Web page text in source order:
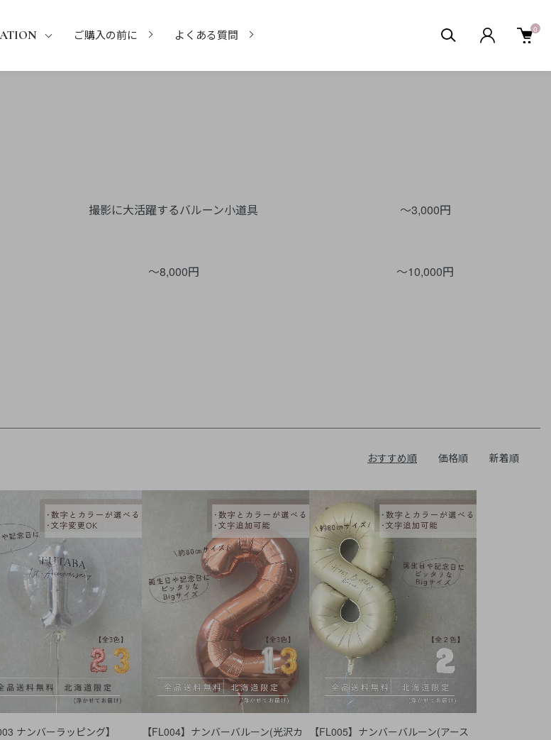
ご購入の前に よくある質問
0
撮影に大活躍するバルーン小道具 ～3,000円
～8,000円 ～10,000円
おすすめ順 価格順 新着順
ナンバーラッピング】
【FL004】ナンバーバルーン(光沢カ
【FL005】ナンバーバルーン(アース